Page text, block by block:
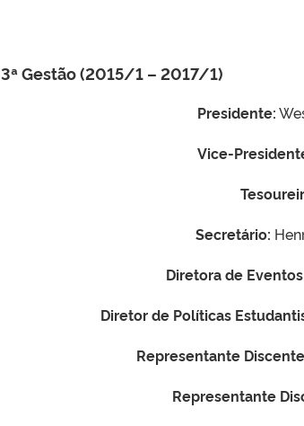
3ª Gestão (2015/1 – 2017/1)
Presidente:
Vice-
Secretário:
Diretora de
Diretor de Políticas
Representante
Representante